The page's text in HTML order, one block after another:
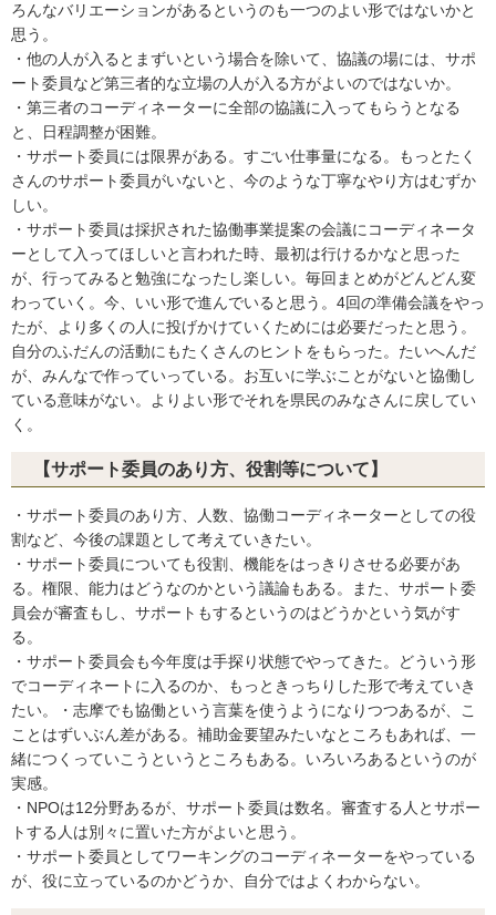
ろんなバリエーションがあるというのも一つのよい形ではないかと
思う。
・他の人が入るとまずいという場合を除いて、協議の場には、サポ
ート委員など第三者的な立場の人が入る方がよいのではないか。
・第三者のコーディネーターに全部の協議に入ってもらうとなる
と、日程調整が困難。
・サポート委員には限界がある。すごい仕事量になる。もっとたく
さんのサポート委員がいないと、今のような丁寧なやり方はむずか
しい。
・サポート委員は採択された協働事業提案の会議にコーディネータ
ーとして入ってほしいと言われた時、最初は行けるかなと思った
が、行ってみると勉強になったし楽しい。毎回まとめがどんどん変
わっていく。今、いい形で進んでいると思う。4回の準備会議をやっ
たが、より多くの人に投げかけていくためには必要だったと思う。
自分のふだんの活動にもたくさんのヒントをもらった。たいへんだ
が、みんなで作っていっている。お互いに学ぶことがないと協働し
ている意味がない。よりよい形でそれを県民のみなさんに戻してい
く。
【サポート委員のあり方、役割等について】
・サポート委員のあり方、人数、協働コーディネーターとしての役
割など、今後の課題として考えていきたい。
・サポート委員についても役割、機能をはっきりさせる必要があ
る。権限、能力はどうなのかという議論もある。また、サポート委
員会が審査もし、サポートもするというのはどうかという気がす
る。
・サポート委員会も今年度は手探り状態でやってきた。どういう形
でコーディネートに入るのか、もっときっちりした形で考えていき
たい。・志摩でも協働という言葉を使うようになりつつあるが、こ
ことはずいぶん差がある。補助金要望みたいなところもあれば、一
緒につくっていこうというところもある。いろいろあるというのが
実感。
・NPOは12分野あるが、サポート委員は数名。審査する人とサポー
トする人は別々に置いた方がよいと思う。
・サポート委員としてワーキングのコーディネーターをやっている
が、役に立っているのかどうか、自分ではよくわからない。